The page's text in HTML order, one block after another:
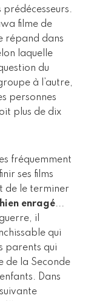
prédécesseurs.
filme de
répand dans
laquelle
du
à l’autre,
personnes
plus de dix
fréquemment
ses films
de le terminer
enragé...
il
qui
parents qui
de la Seconde
Dans